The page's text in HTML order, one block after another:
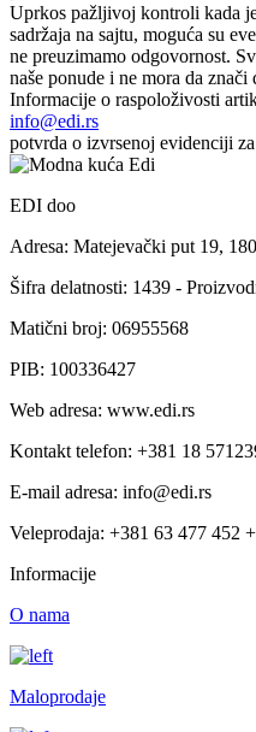
Uprkos pažljivoj kontroli kada
sadržaja na sajtu, moguća su
ne preuzimamo odgovornost.
naše ponude i ne mora da
Informacije o raspoloživosti
info@edi.rs
potvrda o izvrsenoj evidenciji
EDI doo
Adresa: Matejevački put 19,
Šifra delatnosti: 1439 -
Matični broj: 06955568
PIB: 100336427
Web adresa: www.edi.rs
Kontakt telefon: +381 18
E-mail adresa: info@edi.rs
Veleprodaja: +381 63 477 452
Informacije
O nama
Maloprodaje